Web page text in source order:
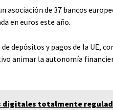
asociación de 37 bancos
en euros este año.
depósitos y pagos de la UE,
animar la autonomía
digitales totalmente